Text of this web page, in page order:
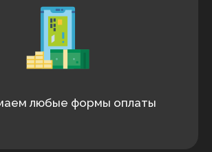
любые формы оплаты